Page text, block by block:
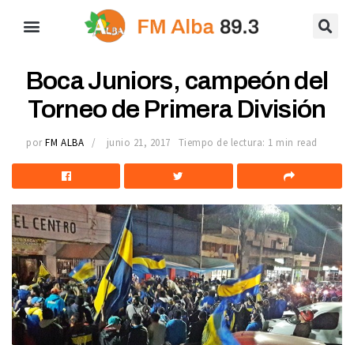
Boca Juniors, campeón del
Torneo de Primera División
por FM ALBA junio 21, 2017 Tiempo de lectura: 1 min read